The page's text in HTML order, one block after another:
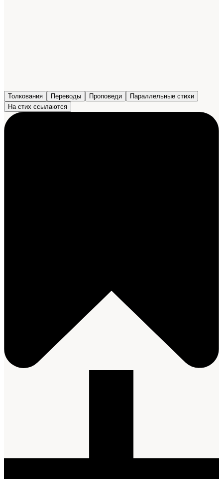
Толкования Переводы Проповеди
Параллельные стихи
На стих ссылаются